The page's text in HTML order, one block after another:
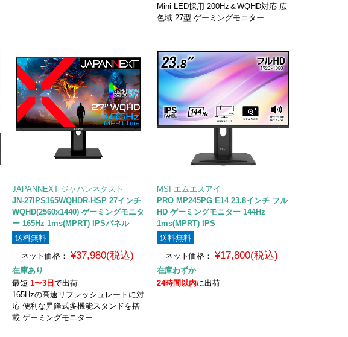
Mini LED採用 200Hz＆WQHD対応 広
色域 27型 ゲーミングモニター
JAPANNEXT ジャパンネクスト
JN-27IPS165WQHDR-HSP 27インチ
WQHD(2560x1440) ゲーミングモニタ
ー 165Hz 1ms(MPRT) IPSパネル
送料無料
ネット価格： ¥37,980(税込)
在庫あり
最短1〜3日で出荷
165Hzの高速リフレッシュレートに対
応 便利な昇降式多機能スタンドを搭
載 ゲーミングモニター
MSI エムエスアイ
PRO MP245PG E14 23.8インチ フル
HD ゲーミングモニター 144Hz
1ms(MPRT) IPS
送料無料
ネット価格： ¥17,800(税込)
在庫わずか
24時間以内に出荷